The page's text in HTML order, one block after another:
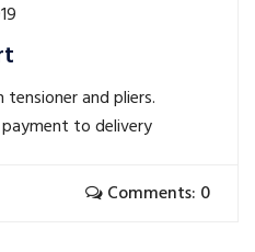
and pliers.
to delivery
Comments: 0